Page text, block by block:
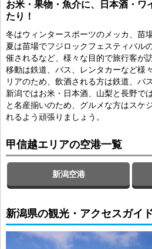
お米・果物・魚介に、日本酒・ワ
たり！
冬はウィンタースポーツのメッカ、苗
夏は苗場でフジロックフェスティバル
催されるなど、様々な目的で旅行客が
移動は鉄道、バス、レンタカーなど様
リアのため、飲酒される方は鉄道、バ
新潟ではお米・日本酒、山梨と長野で
と名産揃いのため、グルメな方はスケ
れるよう頑張りましょう。
甲信越エリアの空港一覧
新潟空港
新潟県の観光・アクセスガイ